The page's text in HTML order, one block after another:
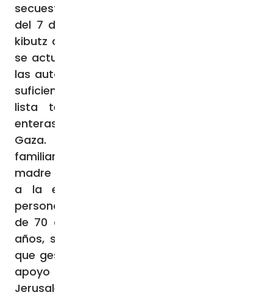
secuestradas por los terroristas la mañana
del 7 de octubre en las ciudades y en los
kibutz de la frontera con la Franja de Gaza
se actualiza día tras día. Tan pronto como
las autoridades israelíes tengan elementos
suficientes para identificarlos. Anoche la
lista tenía 222 nombres. Hay familias
enteras como rehenes en el pantano de
Gaza. Maayan Sigal-Koren tiene cinco
familiares secuestrados por Hamás. Su
madre Clara, de 62 años, una vida dedicada
a la educación infantil y asistiendo a
personas mayores, la pareja de Clara, Luis,
de 70 años, su hermano, Fernando, de 60
años, su hermana Gabriela, de 59 años, -
que gestiona una granja con proyectos de
apoyo a niños discapacitados, cerca de
Jerusalén- y su nieta Maya, de 17 años.